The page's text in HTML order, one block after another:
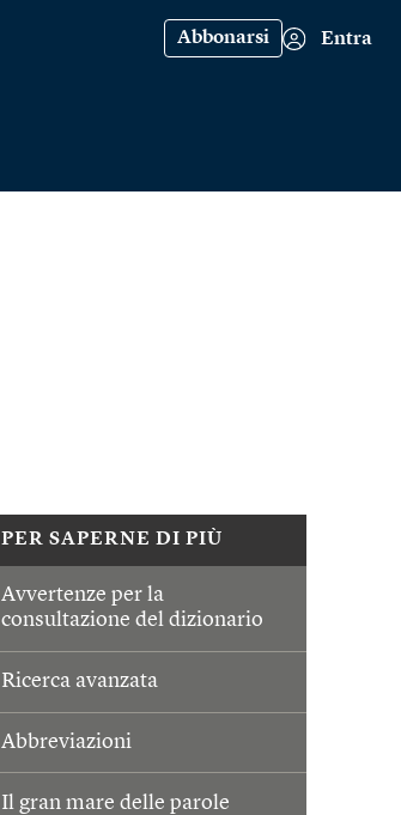
Abbonarsi Entra
PER SAPERNE DI PIÙ
Avvertenze per la
consultazione del dizionario
Ricerca avanzata
Abbreviazioni
Il gran mare delle parole